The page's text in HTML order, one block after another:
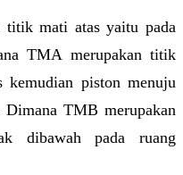
titik mati atas yaitu pada
TMA merupakan titik
kemudian piston menuju
TMB merupakan
dibawah pada ruang